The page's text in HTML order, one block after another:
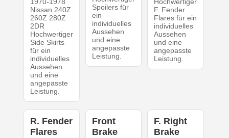
1970-1978
Nissan 240Z
260Z 280Z
2DR
Hochwertiger
Side Skirts
für ein
individuelles
Aussehen
und eine
angepasste
Leistung.
Spoilers für
ein
individuelles
Aussehen
und eine
angepasste
Leistung.
Hochwertiger
F. Fender
Flares für ein
individuelles
Aussehen
und eine
angepasste
Leistung.
R. Fender
Flares
Front
Brake
F. Right
Brake